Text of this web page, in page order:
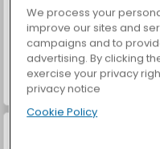
World War 2 Shooter
We process your
improve our sites and
campaigns and to
advertising. By clicking
exercise your privacy
privacy notice
Cookie Policy